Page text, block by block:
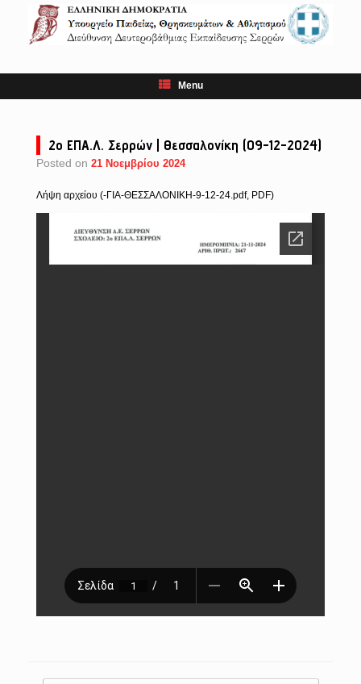
content
Menu
2ο ΕΠΑ.Λ. Σερρών | Θεσσαλονίκη (09-12-2024)
Posted on 21 Νοεμβρίου 2024
Λήψη αρχείου (-ΓΙΑ-ΘΕΣΣΑΛΟΝΙΚΗ-9-12-24.pdf, PDF)